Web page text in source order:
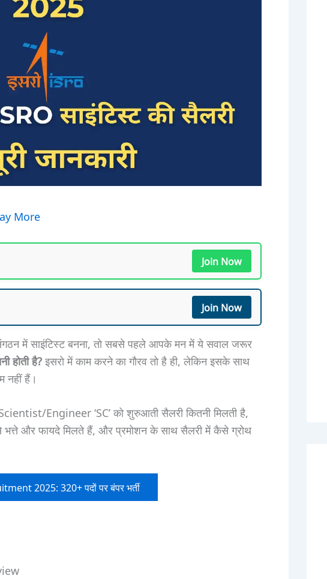
More
Join Now
Join Now
में साइंटिस्ट बनना, तो सबसे पहले आपके मन में ये सवाल जरूर
होती है?इसरो में काम करने का गौरव तो है ही, लेकिन इसके साथ
नहीं हैं।
Engineer ‘SC’ को शुरुआती सैलरी कितनी मिलती है,
भत्ते और फायदे मिलते हैं, और प्रमोशन के साथ सैलरी में कैसे ग्रोथ
2025: 320+ पदों पर बंपर भर्ती